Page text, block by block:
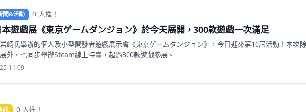
聞&活動 0 人推！
本遊戲展《東京ゲームダンジョン》於今天展開，300款遊戲一次滿足
崎氏舉辦的個人及小型開發者遊戲展示會《東京ゲームダンジョン》，今日迎來第10屆活動！本次
外，也同步舉辦Steam線上特賣，超過300款遊戲參展。
11-09
訊 0 人推！